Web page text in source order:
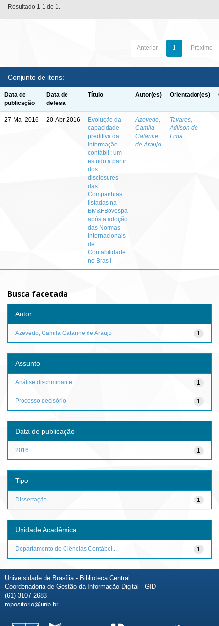
Resultado 1-1 de 1.
Anterior 1 Próximo
Conjunto de itens:
Data de
publicação
Data de
defesa
Título Autor(es) Orientador(es)
27-Mai-2016 20-Abr-2016
Evolução da
capacidade
preditiva da
informação
contábil : um
estudo a partir
dos
disclosures
das
Companhias
listadas na
BM&FBovespa
após a adoção
das Normas
Internacionais
de
Contabilidade
no Brasil
Azevedo,
Camila
Catarine
de Araujo
Tavares,
Adilson de
Lima
Busca facetada
Autor
1
Azevedo, Camila Catarine de Araujo
Assunto
1
Análise discriminante
1
Processo decisório
Data de publicação
1
2016
Tipo
1
Dissertação
Unidade Acadêmica
1
Departamento de Ciências Contábei...
Universidade de Brasília - Biblioteca Central
Coordenadoria de Gestão da Informação Digital - GID
(61) 3107-2683
repositorio@unb.br